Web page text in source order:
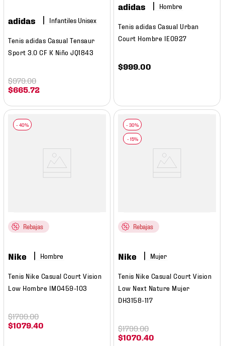
adidas
Tenis adidas Casual Tensaur
Sport 3.0 CF K Niño JQ1843
$665 .72
$979.00
adidas Hombre
Tenis adidas Casual Urban
Court Hombre IE0927
$999 .00
Rebajas
Nike Hombre
Tenis Nike Casual Court Vision
Low Hombre IM0459-103
$1079 .40
$1799.00
Rebajas
Nike Mujer
Tenis Nike Casual Court Vision
Low Next Nature Mujer
DH3158-117
$1070 .40
$1799.00